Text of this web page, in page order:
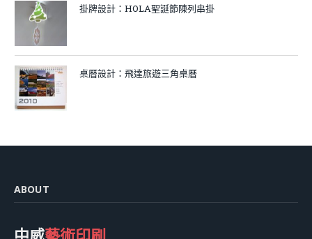
掛牌設計：HOLA聖誕節陳列串掛
桌曆設計：飛達旅遊三角桌曆
ABOUT